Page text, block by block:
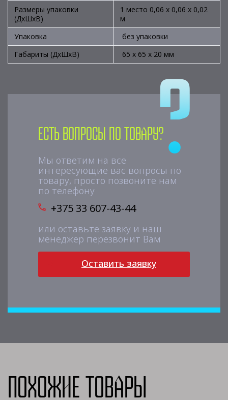
Размеры упаковки
(ДхШхВ)
1 место 0,06 х 0,06 х 0,02
м
Упаковка
без упаковки
Габариты (ДхШхВ)
65 х 65 х 20 мм
Есть вопросы по товару?
Мы ответим на все
интересующие вас вопросы по
товару, просто позвоните нам
по телефону
+375 33 607-43-44
или оставьте заявку и наш
менеджер перезвонит Вам
Оставить заявку
Похожие товары